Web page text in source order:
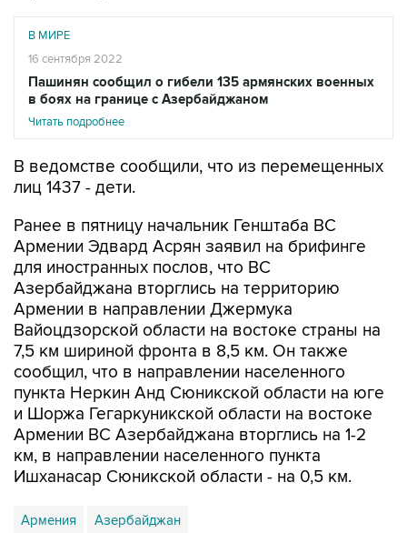
В МИРЕ
16 сентября 2022
Пашинян сообщил о гибели 135 армянских военных
в боях на границе с Азербайджаном
Читать подробнее
В ведомстве сообщили, что из перемещенных
лиц 1437 - дети.
Ранее в пятницу начальник Генштаба ВС
Армении Эдвард Асрян заявил на брифинге
для иностранных послов, что ВС
Азербайджана вторглись на территорию
Армении в направлении Джермука
Вайоцдзорской области на востоке страны на
7,5 км шириной фронта в 8,5 км. Он также
сообщил, что в направлении населенного
пункта Неркин Анд Сюникской области на юге
и Шоржа Гегаркуникской области на востоке
Армении ВС Азербайджана вторглись на 1-2
км, в направлении населенного пункта
Ишханасар Сюникской области - на 0,5 км.
Армения Азербайджан